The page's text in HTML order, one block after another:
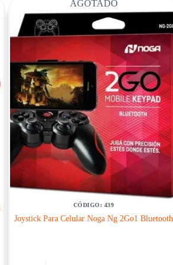
AGOTADO
CÓDIGO: 439
Joystick Para Celular Noga Ng 2Go1 Bluetooth